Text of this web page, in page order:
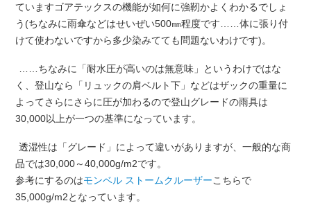
ていますゴアテックスの機能が如何に強靭かよくわかるでしょ
う(ちなみに雨傘などはせいぜい500㎜程度です……体に張り付
けて使わないですから多少染みてても問題ないわけです)。
……ちなみに「耐水圧が高いのは無意味」というわけではな
く、登山なら「リュックの肩ベルト下」などはザックの重量に
よってさらにさらに圧が加わるので登山グレードの雨具は
30,000以上が一つの基準になっています。
透湿性は「グレード」によって違いがありますが、一般的な商
品では30,000～40,000g/m2です。
参考にするのはモンベル ストームクルーザーこちらで
35,000g/m2となっています。